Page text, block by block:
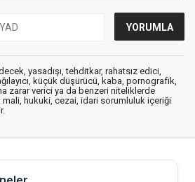
yasadışı, tehditkar, rahatsız edici,
küçük düşürücü, kaba, pornografik,
zarar verici ya da benzeri niteliklerde
hukuki, cezai, idari sorumluluk içeriği